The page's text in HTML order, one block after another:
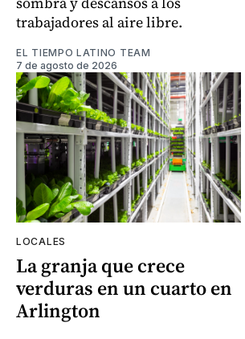
trabajadores al aire libre.
EL TIEMPO LATINO TEAM
7 de agosto de 2026
LOCALES
La granja que crece
verduras en un cuarto en
Arlington